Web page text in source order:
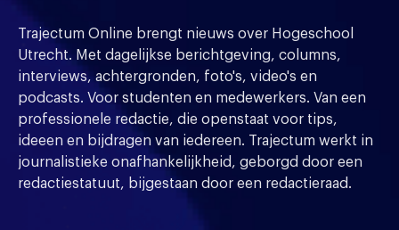
Trajectum Online brengt nieuws over Hogeschool
Utrecht. Met dagelijkse berichtgeving, columns,
interviews, achtergronden, foto's, video's en
podcasts. Voor studenten en medewerkers. Van een
professionele redactie, die openstaat voor tips,
ideeen en bijdragen van iedereen. Trajectum werkt in
journalistieke onafhankelijkheid, geborgd door een
redactiestatuut, bijgestaan door een redactieraad.